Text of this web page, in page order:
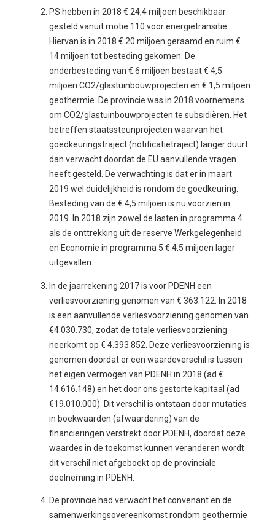
PS hebben in 2018 € 24,4 miljoen beschikbaar
gesteld vanuit motie 110 voor energietransitie.
Hiervan is in 2018 € 20 miljoen geraamd en ruim €
14 miljoen tot besteding gekomen. De
onderbesteding van € 6 miljoen bestaat € 4,5
miljoen CO2/glastuinbouwprojecten en € 1,5 miljoen
geothermie. De provincie was in 2018 voornemens
om CO2/glastuinbouwprojecten te subsidiëren. Het
betreffen staatssteunprojecten waarvan het
goedkeuringstraject (notificatietraject) langer duurt
dan verwacht doordat de EU aanvullende vragen
heeft gesteld. De verwachting is dat er in maart
2019 wel duidelijkheid is rondom de goedkeuring.
Besteding van de € 4,5 miljoen is nu voorzien in
2019. In 2018 zijn zowel de lasten in programma 4
als de onttrekking uit de reserve Werkgelegenheid
en Economie in programma 5 € 4,5 miljoen lager
uitgevallen.
In de jaarrekening 2017 is voor PDENH een
verliesvoorziening genomen van € 363.122. In 2018
is een aanvullende verliesvoorziening genomen van
€4.030.730, zodat de totale verliesvoorziening
neerkomt op € 4.393.852. Deze verliesvoorziening is
genomen doordat er een waardeverschil is tussen
het eigen vermogen van PDENH in 2018 (ad €
14.616.148) en het door ons gestorte kapitaal (ad
€19.010.000). Dit verschil is ontstaan door mutaties
in boekwaarden (afwaardering) van de
financieringen verstrekt door PDENH, doordat deze
waardes in de toekomst kunnen veranderen wordt
dit verschil niet afgeboekt op de provinciale
deelneming in PDENH.
De provincie had verwacht het convenant en de
samenwerkingsovereenkomst rondom geothermie